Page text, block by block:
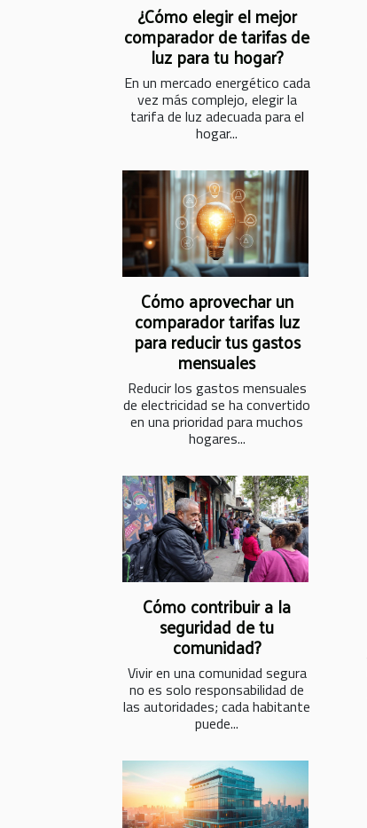
¿Cómo elegir el mejor
comparador de tarifas de
luz para tu hogar?
En un mercado energético cada
vez más complejo, elegir la
tarifa de luz adecuada para el
hogar...
Cómo aprovechar un
comparador tarifas luz
para reducir tus gastos
mensuales
Reducir los gastos mensuales
de electricidad se ha convertido
en una prioridad para muchos
hogares...
Cómo contribuir a la
seguridad de tu
comunidad?
Vivir en una comunidad segura
no es solo responsabilidad de
las autoridades; cada habitante
puede...